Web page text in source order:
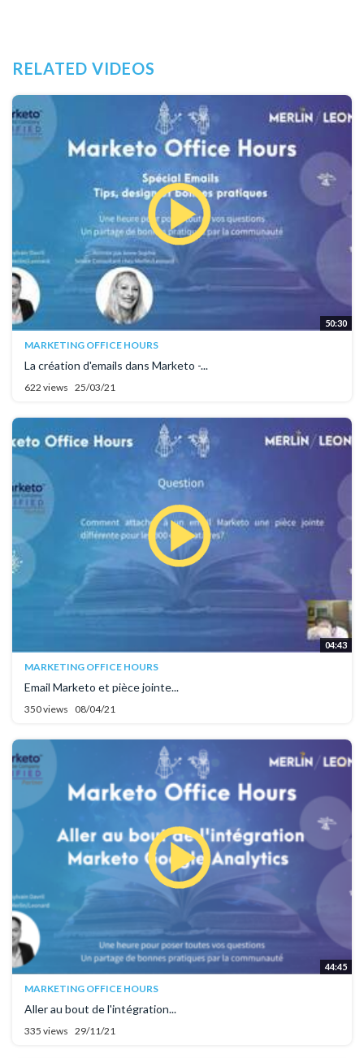
RELATED VIDEOS
50:30
MARKETING OFFICE HOURS
La création d'emails dans Marketo -...
622 views 25/03/21
04:43
MARKETING OFFICE HOURS
Email Marketo et pièce jointe...
350 views 08/04/21
44:45
MARKETING OFFICE HOURS
Aller au bout de l'intégration...
335 views 29/11/21